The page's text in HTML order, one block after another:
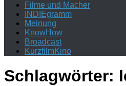
Filme und Macher
INDIEgramm
Meinung
KnowHow
Broadcast
KurzfilmKino
Schlagwörter: